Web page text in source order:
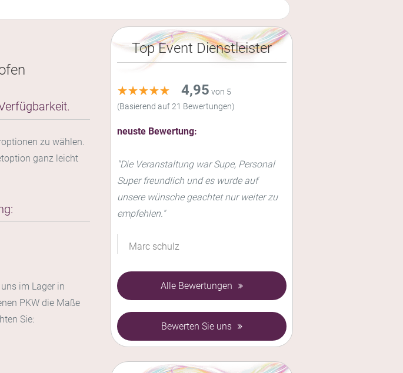
zu wählen.
ganz leicht
im Lager in
PKW die Maße
Sie:
Top Event Dienstleister
4,95 von 5
(Basierend auf 21 Bewertungen)
neuste Bewertung:
"Die Veranstaltung war Supe, Personal
Super freundlich und es wurde auf
unsere wünsche geachtet nur weiter zu
empfehlen."
Marc schulz
Alle Bewertungen
Bewerten Sie uns